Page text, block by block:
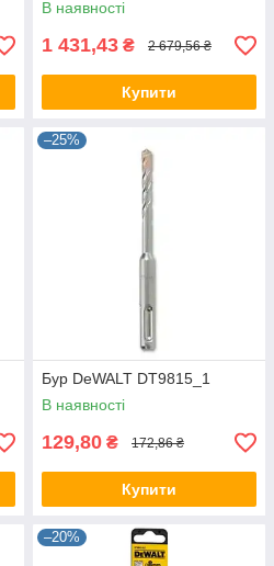
В наявності
1 431,43 ₴ 2 679,56 ₴
Купити
–25%
Бур DeWALT DT9815_1
В наявності
129,80 ₴ 172,86 ₴
Купити
–20%